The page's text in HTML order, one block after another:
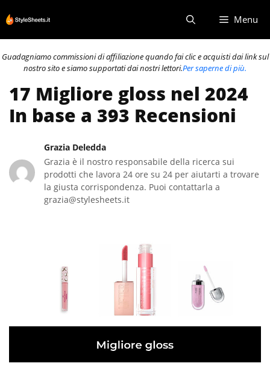
al
contenuto
Menu
Guadagniamo commissioni di affiliazione quando fai clic e acquisti dai link sul
nostro sito e siamo supportati dai nostri lettori.Per saperne di più.
17 Migliore gloss nel 2024
In base a 393 Recensioni
Grazia Deledda
Grazia è il nostro responsabile della ricerca sui
prodotti che lavora 24 ore su 24 per aiutarti a trovare
la giusta corrispondenza. Puoi contattarla a
grazia@stylesheets.it